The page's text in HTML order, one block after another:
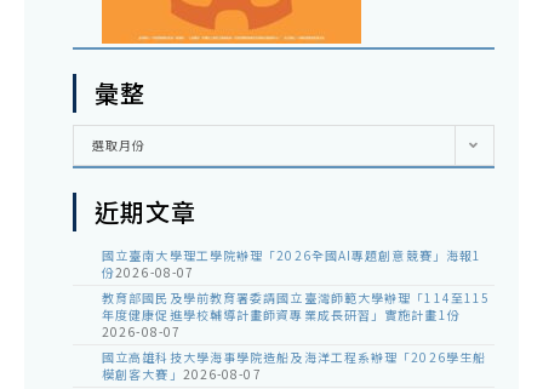
彙整
彙
選取月份
近期文章
國立臺南大學理工學院辦理「2026全國AI專題創意競賽」海報1
份2026-08-07
教育部國民及學前教育署委請國立臺灣師範大學辦理「114至115
年度健康促進學校輔導計畫師資專業成長研習」實施計畫1份
2026-08-07
國立高雄科技大學海事學院造船及海洋工程系辦理「2026學生船
模創客大賽」 2026-08-07